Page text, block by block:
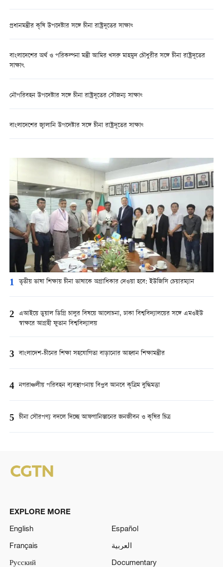
প্রধানমন্ত্রীর কৃষি উপদেষ্টার সঙ্গে চীনা রাষ্ট্রদূতের সাক্ষাৎ
বাংলাদেশের অর্থ ও পরিকল্পনা মন্ত্রী আমির খসরু মাহমুদ চৌধুরীর সঙ্গে চীনা রাষ্ট্রদূতের
সাক্ষাৎ
নৌপরিবহন উপদেষ্টার সঙ্গে চীনা রাষ্ট্রদূতের সৌজন্য সাক্ষাৎ
বাংলাদেশের জ্বালানি উপদেষ্টার সঙ্গে চীনা রাষ্ট্রদূতের সাক্ষাৎ
1 তৃতীয় ভাষা শিক্ষায় চীনা ভাষাকে অগ্রাধিকার দেওয়া হবে: ইউজিসি চেয়ারম্যান
2 এআইয়ে ডুয়াল ডিগ্রি চালুর বিষয়ে আলোচনা, ঢাকা বিশ্ববিদ্যালয়ের সঙ্গে এমওইউ
স্বাক্ষরে আগ্রহী ফুতান বিশ্ববিদ্যালয়
3 বাংলাদেশ-চীনের শিক্ষা সহযোগিতা বাড়ানোর আহ্বান শিক্ষামন্ত্রীর
4 নগরাঞ্চলীয় পরিবহন ব্যবস্থাপনায় বিপ্লব আনবে কৃত্রিম বুদ্ধিমত্তা
5 চীনা সৌরপণ্য বদলে দিচ্ছে আফগানিস্তানের জনজীবন ও কৃষির চিত্র
EXPLORE MORE
English
Español
Français
العربية
Русский
Documentary